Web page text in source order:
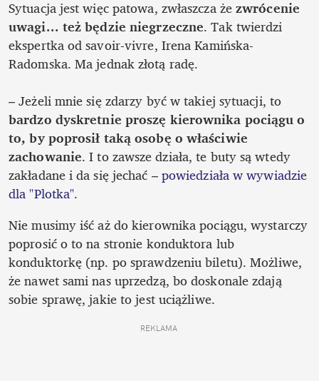
Sytuacja jest więc patowa, zwłaszcza że zwrócenie
uwagi... też będzie niegrzeczne. Tak twierdzi
ekspertka od savoir-vivre, Irena Kamińska-
Radomska. Ma jednak złotą radę.
bardzo dyskretnie proszę kierownika pociągu o
to, by poprosił taką osobę o właściwie
zachowanie. I to zawsze działa, te buty są wtedy
zakładane i da się jechać – powiedziała w wywiadzie
dla "Plotka".
Nie musimy iść aż do kierownika pociągu, wystarczy
poprosić o to na stronie konduktora lub
konduktorkę (np. po sprawdzeniu biletu). Możliwe,
że nawet sami nas uprzedzą, bo doskonale zdają
sobie sprawę, jakie to jest uciążliwe.
REKLAMA